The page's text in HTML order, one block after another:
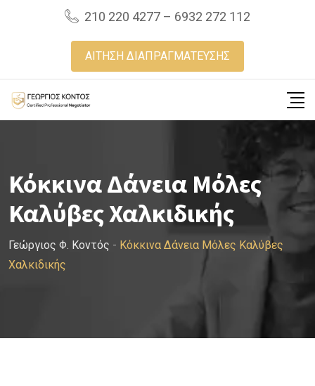
210 220 4277 – 6932 272 112
ΑΙΤΗΣΗ ΔΙΑΠΡΑΓΜΑΤΕΥΣΗΣ
Κόκκινα Δάνεια Μόλες
Καλύβες Χαλκιδικής
Γεώργιος Φ. Κοντός - Κόκκινα Δάνεια Μόλες Καλύβες
Χαλκιδικής